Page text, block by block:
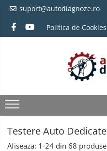
suport@autodiagnoze.ro
Politica de Cookies
Testere Auto Dedicate
Afiseaza: 1-24 din 68 produse